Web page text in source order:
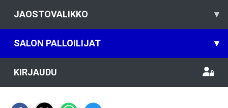
JAOSTOVALIKKO ▾
SALON PALLOILIJAT ▾
KIRJAUDU